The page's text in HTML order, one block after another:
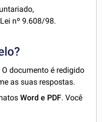
nº 9.608/98.
documento é redigido
as suas respostas.
Word e PDF. Você